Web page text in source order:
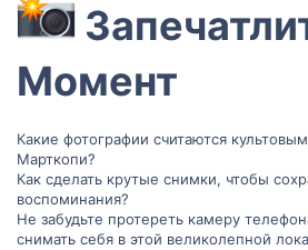
Момент​
Какие фотографии считаются
Марткопи?
Как сделать крутые снимки, чтобы
воспоминания?
Не забудьте протереть камеру
снимать себя в этой великолепной